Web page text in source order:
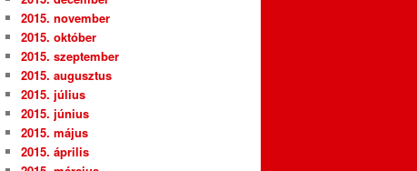
2015. november
2015. október
2015. szeptember
2015. augusztus
2015. július
2015. június
2015. május
2015. április